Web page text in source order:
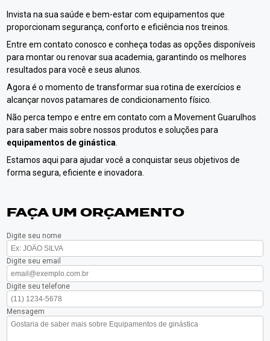
Invista na sua saúde e bem-estar com equipamentos que
proporcionam segurança, conforto e eficiência nos treinos.
Entre em contato conosco e conheça todas as opções disponíveis
para montar ou renovar sua academia, garantindo os melhores
resultados para você e seus alunos.
Agora é o momento de transformar sua rotina de exercícios e
alcançar novos patamares de condicionamento físico.
Não perca tempo e entre em contato com a Movement Guarulhos
para saber mais sobre nossos produtos e soluções para
equipamentos de ginástica
Estamos aqui para ajudar você a conquistar seus objetivos de
forma segura, eficiente e inovadora.
FAÇA UM ORÇAMENTO
Digite seu nome
Digite seu email
Digite seu telefone
Mensagem